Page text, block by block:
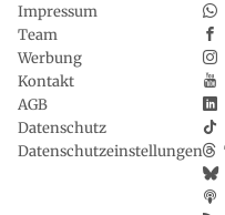
Impressum
Team
Werbung
Kontakt
AGB
Datenschutz
Datenschutzeinstellungen